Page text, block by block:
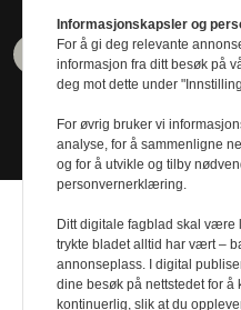
Design by
Informasjonskapsler og
For å gi deg relevante
informasjon fra ditt besøk på
deg mot dette under
For øvrig bruker vi
analyse, for å sammenligne
og for å utvikle og tilby
personvernerklæring.
Ditt digitale fagblad skal være
trykte bladet alltid har vært –
annonseplass. I digital
dine besøk på nettstedet for å
kontinuerlig, slik at du